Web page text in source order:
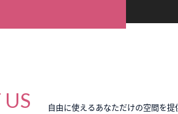
自由に使えるあなただけの空間を提